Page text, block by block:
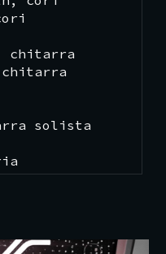
chitarra
solista